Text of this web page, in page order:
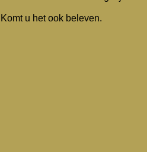
Komt u het ook beleven.